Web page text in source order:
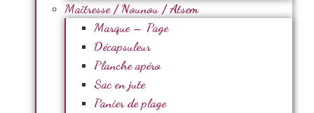
Maîtresse / Nounou / Atsem
Marque – Page
Décapsuleur
Planche apéro
Sac en jute
Panier de plage